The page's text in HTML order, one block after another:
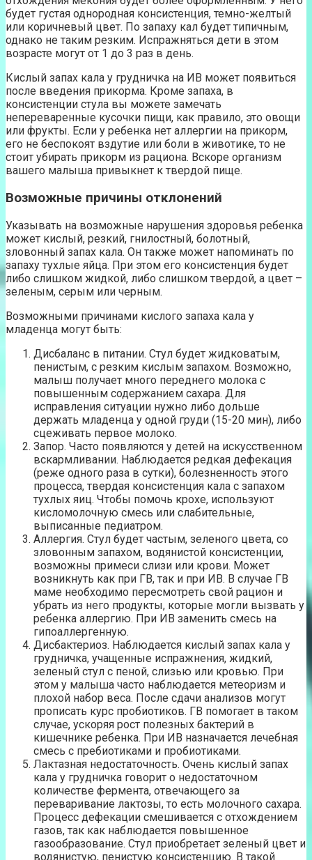
будет густая однородная консистенция, темно-желтый
или коричневый цвет. По запаху кал будет типичным,
однако не таким резким. Испражняться дети в этом
возрасте могут от 1 до 3 раз в день.
Кислый запах кала у грудничка на ИВ может появиться
после введения прикорма. Кроме запаха, в
консистенции стула вы можете замечать
непереваренные кусочки пищи, как правило, это овощи
или фрукты. Если у ребенка нет аллергии на прикорм,
его не беспокоят вздутие или боли в животике, то не
стоит убирать прикорм из рациона. Вскоре организм
вашего малыша привыкнет к твердой пище.
Возможные причины отклонений
Указывать на возможные нарушения здоровья ребенка
может кислый, резкий, гнилостный, болотный,
зловонный запах кала. Он также может напоминать по
запаху тухлые яйца. При этом его консистенция будет
либо слишком жидкой, либо слишком твердой, а цвет –
зеленым, серым или черным.
Возможными причинами кислого запаха кала у
младенца могут быть:
Дисбаланс в питании. Стул будет жидковатым,
пенистым, с резким кислым запахом. Возможно,
малыш получает много переднего молока с
повышенным содержанием сахара. Для
исправления ситуации нужно либо дольше
держать младенца у одной груди (15-20 мин), либо
сцеживать первое молоко.
Запор. Часто появляются у детей на искусственном
вскармливании. Наблюдается редкая дефекация
(реже одного раза в сутки), болезненность этого
процесса, твердая консистенция кала с запахом
тухлых яиц. Чтобы помочь крохе, используют
кисломолочную смесь или слабительные,
выписанные педиатром.
Аллергия. Стул будет частым, зеленого цвета, со
зловонным запахом, водянистой консистенции,
возможны примеси слизи или крови. Может
возникнуть как при ГВ, так и при ИВ. В случае ГВ
маме необходимо пересмотреть свой рацион и
убрать из него продукты, которые могли вызвать у
ребенка аллергию. При ИВ заменить смесь на
гипоаллергенную.
Дисбактериоз. Наблюдается кислый запах кала у
грудничка, учащенные испражнения, жидкий,
зеленый стул с пеной, слизью или кровью. При
этом у малыша часто наблюдается метеоризм и
плохой набор веса. После сдачи анализов могут
прописать курс пробиотиков. ГВ помогает в таком
случае, ускоряя рост полезных бактерий в
кишечнике ребенка. При ИВ назначается лечебная
смесь с пребиотиками и пробиотиками.
Лактазная недостаточность. Очень кислый запах
кала у грудничка говорит о недостаточном
количестве фермента, отвечающего за
переваривание лактозы, то есть молочного сахара.
Процесс дефекации смешивается с отхождением
газов, так как наблюдается повышенное
газообразование. Стул приобретает зеленый цвет и
водянистую, пенистую консистенцию. В такой